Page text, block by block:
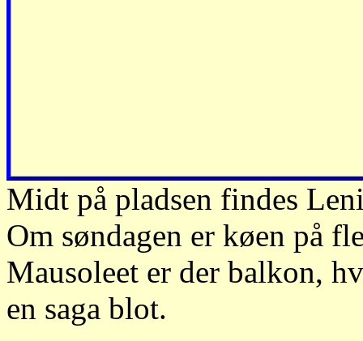
Midt på pladsen findes
Om søndagen er køen på
Mausoleet er der balkon,
en saga blot.